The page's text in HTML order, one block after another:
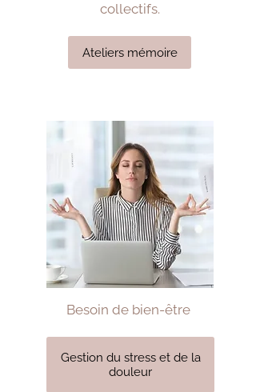
collectifs.
Ateliers mémoire
Besoin de bien-être
Gestion du stress et de la
douleur